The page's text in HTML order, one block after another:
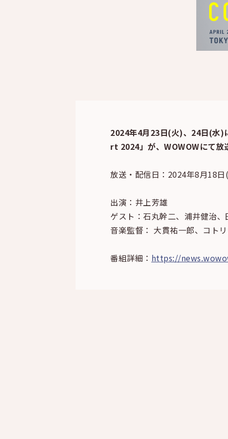
2024年4月23日(火)、24日(水
rt 2024」が、WOWOWにて放
放送・配信日：2024年8月18
出演：井上芳雄
ゲスト：石丸幹二、浦井健治
音楽監督： 大貫祐一郎、コト
番組詳細： https://